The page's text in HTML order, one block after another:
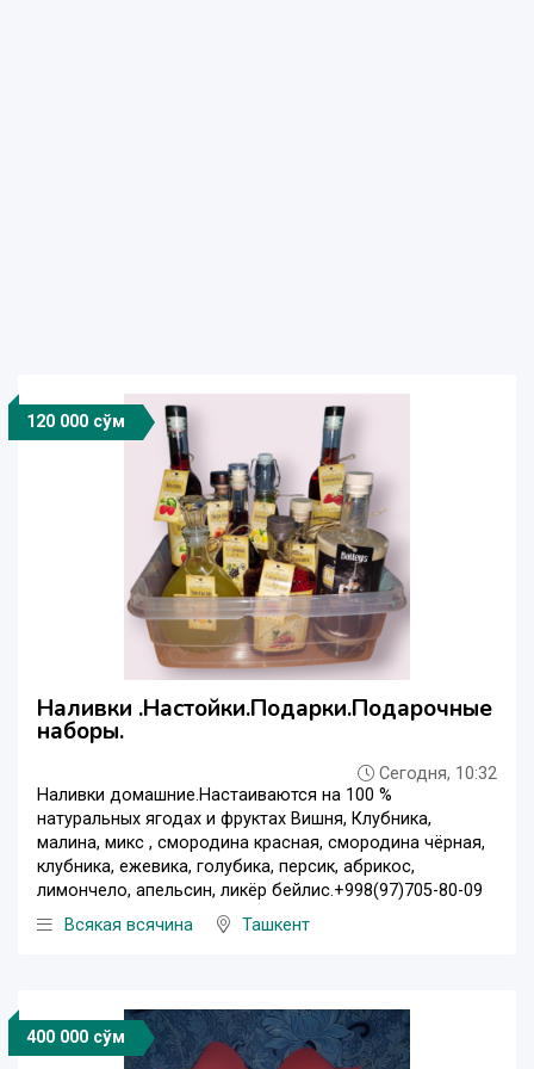
120 000 сўм
Наливки .Настойки.Подарки.Подарочные
наборы.
Сегодня, 10:32
Наливки домашние.Настаиваются на 100 %
натуральных ягодах и фруктах Вишня, Клубника,
малина, микс , смородина красная, смородина чёрная,
клубника, ежевика, голубика, персик, абрикос,
лимончело, апельсин, ликёр бейлис.+998(97)705-80-09
Всякая всячина
Ташкент
400 000 сўм